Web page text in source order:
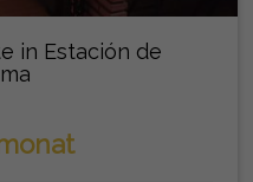
in Estación de